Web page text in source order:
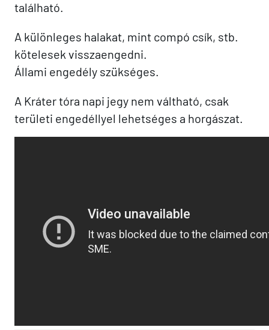
található.
A különleges halakat, mint compó csík, stb.
kötelesek visszaengedni.
Állami engedély szükséges.
A Kráter tóra napi jegy nem váltható, csak
területi engedéllyel lehetséges a horgászat.